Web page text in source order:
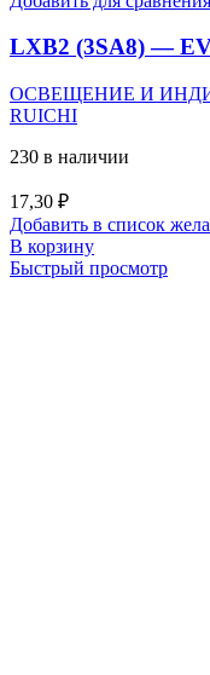
LXB2 (3SA8) —
ОСВЕЩЕНИЕ И
RUICHI
230 в наличии
17,30 ₽
Добавить в список
В корзину
Быстрый просмотр